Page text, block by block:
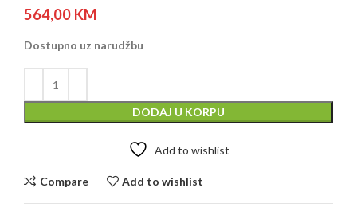
564,00 KM
Dostupno uz narudžbu
DODAJ U KORPU
Add to wishlist
Compare Add to wishlist